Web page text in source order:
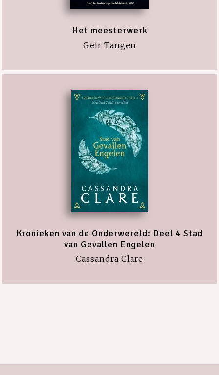
Het meesterwerk
Geir Tangen
Kronieken van de Onderwereld: Deel 4 Stad
van Gevallen Engelen
Cassandra Clare